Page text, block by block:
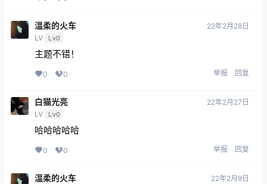
温柔的火车
LV Lv0
22年2月28日
主题不错！
0 0 举报 回复
白猫光亮
LV Lv0
22年2月27日
哈哈哈哈哈
0 0 举报 回复
温柔的火车 22年2月9日